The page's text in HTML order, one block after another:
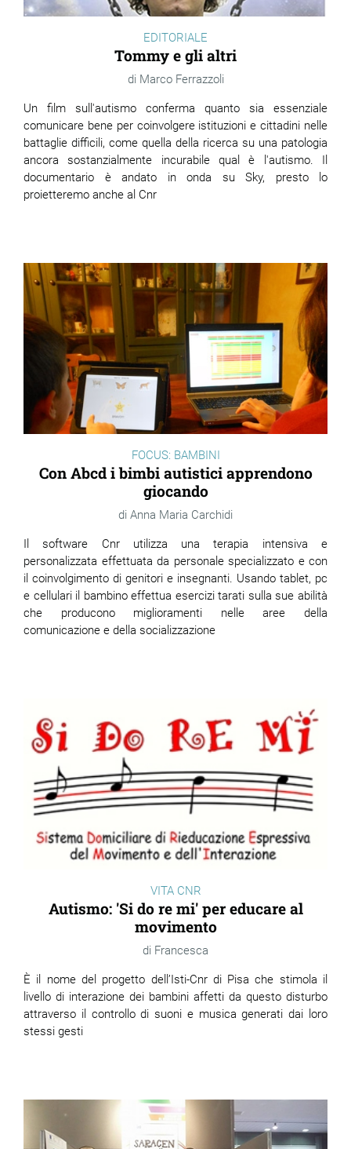
EDITORIALE
Tommy e gli altri
Marco Ferrazzoli
Un film sull'autismo conferma quanto sia essenziale
comunicare bene per coinvolgere istituzioni e cittadini nelle
battaglie difficili, come quella della ricerca su una patologia
ancora sostanzialmente incurabile qual è l'autismo. Il
documentario è andato in onda su Sky, presto lo
proietteremo anche al Cnr
FOCUS: BAMBINI
Con Abcd i bimbi autistici apprendono
giocando
Anna Maria Carchidi
Il software Cnr utilizza una terapia intensiva e
personalizzata effettuata da personale specializzato e con
il coinvolgimento di genitori e insegnanti. Usando tablet, pc
e cellulari il bambino effettua esercizi tarati sulla sue abilità
che producono miglioramenti nelle aree della
comunicazione e della socializzazione
VITA CNR
Autismo: 'Si do re mi' per educare al
movimento
Francesca
È il nome del progetto dell’Isti-Cnr di Pisa che stimola il
livello di interazione dei bambini affetti da questo disturbo
attraverso il controllo di suoni e musica generati dai loro
stessi gesti